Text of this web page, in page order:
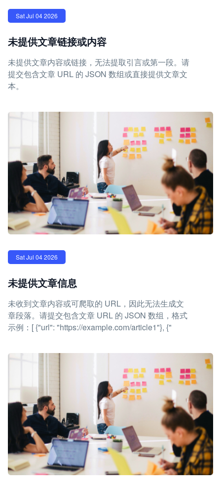
Sat Jul 04 2026
未提供文章链接或内容
未提供文章内容或链接，无法提取引言或第一段。请
提交包含文章 URL 的 JSON 数组或直接提供文章文
本。
Sat Jul 04 2026
未提供文章信息
未收到文章内容或可爬取的 URL，因此无法生成文
章段落。请提交包含文章 URL 的 JSON 数组，格式
示例：[ {"url": "https://example.com/article1"}, {"